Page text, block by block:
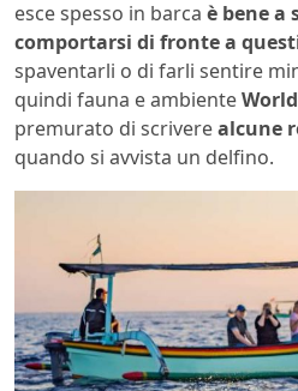
esce spesso in barca è bene a
comportarsi di fronte a
spaventarli o di farli sentire
quindi fauna e ambiente
premurato di scriverealcune
quando si avvista un delfino.